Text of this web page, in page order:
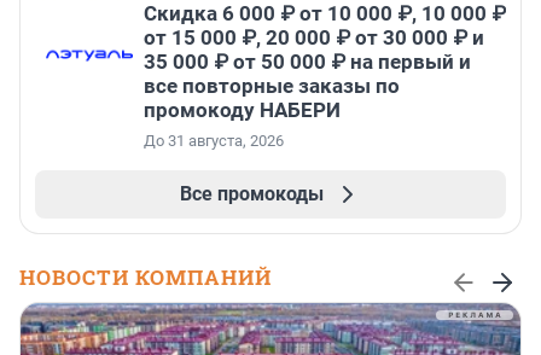
Скидка 6 000 ₽ от 10 000 ₽, 10 000 ₽
от 15 000 ₽, 20 000 ₽ от 30 000 ₽ и
35 000 ₽ от 50 000 ₽ на первый и
все повторные заказы по
промокоду НАБЕРИ
До 31 августа, 2026
Все промокоды
НОВОСТИ КОМПАНИЙ